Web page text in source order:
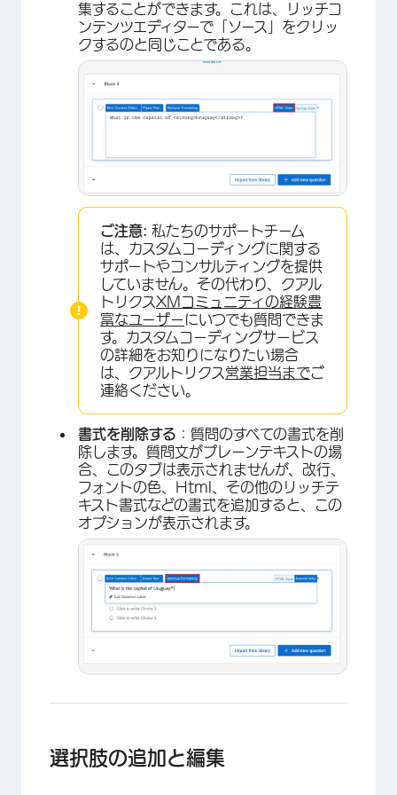
×
×
集することができます。これは、リッチコ
ンテンツエディターで「ソース」をクリッ
クするのと同じことである。
ご注意: 私たちのサポートチーム
は、カスタムコーディングに関する
サポートやコンサルティングを提供
していません。その代わり、クアル
トリクスXMコミュニティの経験豊
富なユーザーにいつでも質問できま
す。カスタムコーディングサービス
の詳細をお知りになりたい場合
は、クアルトリクス営業担当までご
連絡ください。
書式を削除する ：質問のすべての書式を削
除します。質問文がプレーンテキストの場
合、このタブは表示されませんが、改行、
フォントの色、Html、その他のリッチテ
キスト書式などの書式を追加すると、この
オプションが表示されます。
選択肢の追加と編集